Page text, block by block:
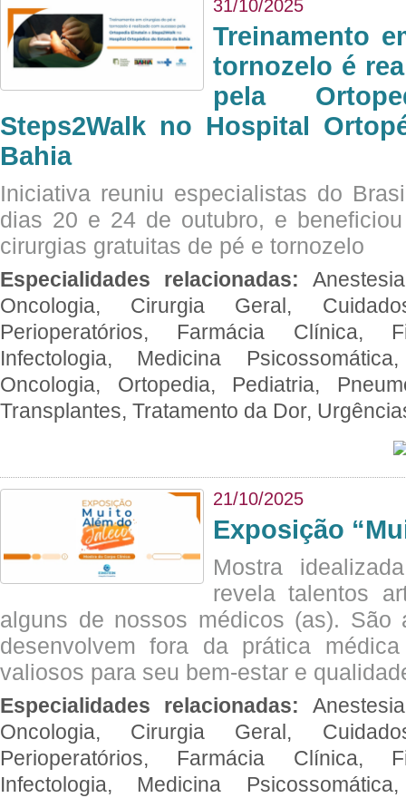
31/10/2025
Treinamento
tornozelo é
pela
Steps2Walk no Hospital
Bahia
Iniciativa reuniu especialistas do
dias 20 e 24 de outubro, e
cirurgias gratuitas de pé e tornozelo
Especialidades relacionadas:
Oncologia, Cirurgia Geral,
Perioperatórios, Farmácia Clínica,
Infectologia, Medicina
Oncologia, Ortopedia, Pediatria,
Transplantes, Tratamento da Dor,
21/10/2025
Exposição
Mostra
revela talentos
alguns de nossos médicos (as). São
desenvolvem fora da prática
valiosos para seu bem-estar e
Especialidades relacionadas:
Oncologia, Cirurgia Geral,
Perioperatórios, Farmácia Clínica,
Infectologia, Medicina